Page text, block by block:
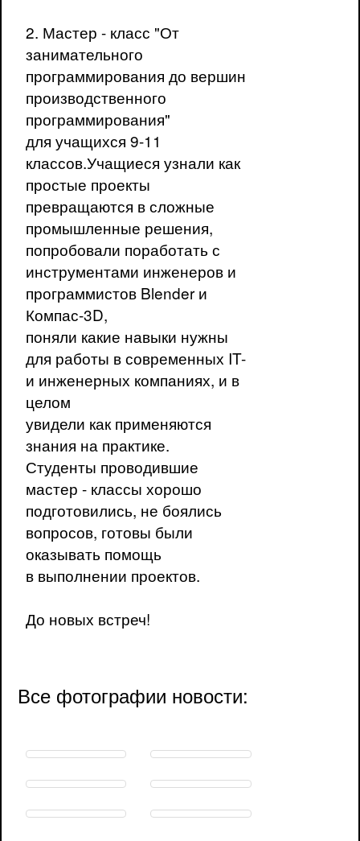
2. Мастер - класс "От
занимательного
программирования до вершин
производственного
программирования"
для учащихся 9-11
классов.Учащиеся узнали как
простые проекты
превращаются в сложные
промышленные решения,
попробовали поработать с
инструментами инженеров и
программистов Blender и
Компас-3D,
поняли какие навыки нужны
для работы в современных IT-
и инженерных компаниях, и в
целом
увидели как применяются
знания на практике.
Студенты проводившие
мастер - классы хорошо
подготовились, не боялись
вопросов, готовы были
оказывать помощь
в выполнении проектов.
До новых встреч!
Все фотографии новости: